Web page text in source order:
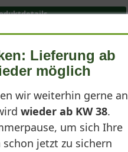
Tiger ®
Immergrün
Weiß
Lieferung ab
möglich
wir weiterhin gerne an
wieder ab KW 38.
um sich Ihre
jetzt zu sichern